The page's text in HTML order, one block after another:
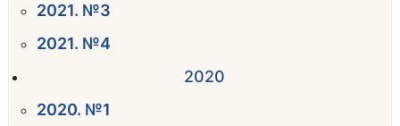
2021. №3
2021. №4
2020
2020. №1